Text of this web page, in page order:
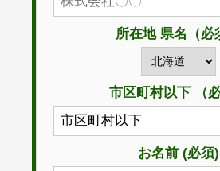
所在地 県名（必
市区町村以下 （必
お名前 (必須)